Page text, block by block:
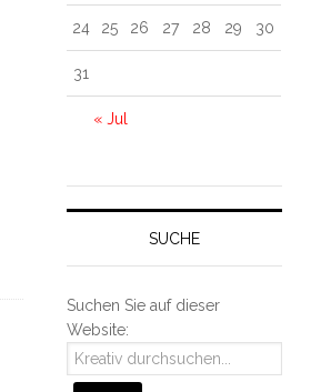
« Jul
24 25 26 27 28 29 30
31
SUCHE
Suchen Sie auf dieser
Website: